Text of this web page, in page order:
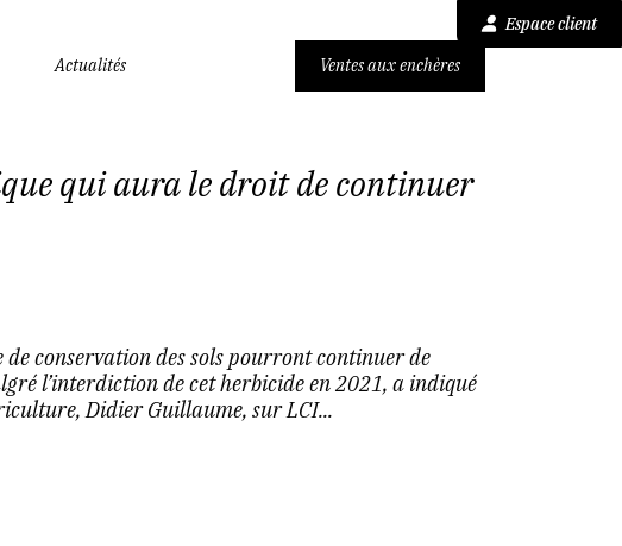
Espace client
Actualités Ventes aux enchères
qui aura le droit de continuer
conservation des sols pourront continuer de
l’interdiction de cet herbicide en 2021, a indiqué
Didier Guillaume, sur LCI...